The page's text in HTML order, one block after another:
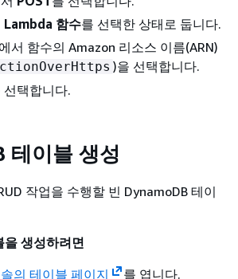
Lambda 함수를 선택한 상태로 둡니다.
에서 함수의 Amazon 리소스 이름(ARN)
)을 선택합니다.
선택합니다.
테이블 생성
작업을 수행할 빈 DynamoDB 테이
생성하려면
의 테이블 페이지
를 엽니다.